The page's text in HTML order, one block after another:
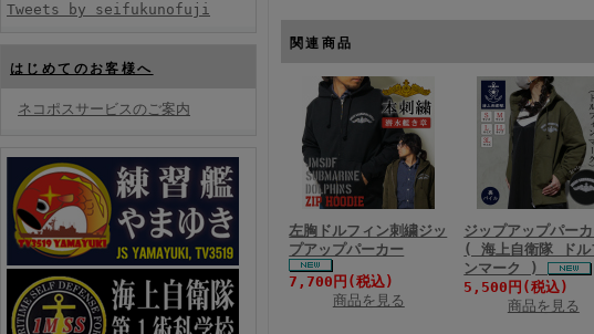
Tweets by seifukunofuji
はじめてのお客様へ
ネコポスサービスのご案内
関連商品
左胸ドルフィン刺繍ジッ
プアップパーカー
7,700円(税込)
商品を見る
ジップアップパー
( 海上自衛隊 ドル
ンマーク )
5,500円(税込)
商品を見る